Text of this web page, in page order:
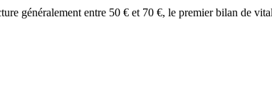
généralement entre 50 € et 70 €, le premier bilan de